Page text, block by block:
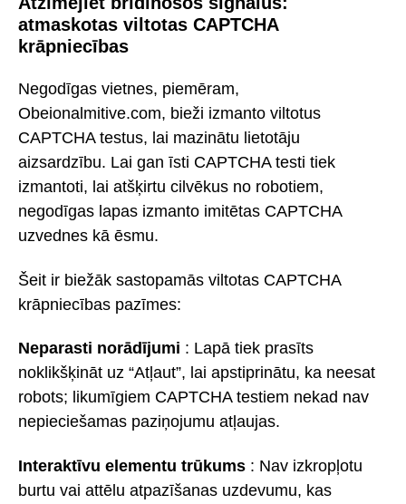
atmaskotas viltotas CAPTCHA
krāpniecības
Negodīgas vietnes, piemēram,
Obeionalmitive.com, bieži izmanto viltotus
CAPTCHA testus, lai mazinātu lietotāju
aizsardzību. Lai gan īsti CAPTCHA testi tiek
izmantoti, lai atšķirtu cilvēkus no robotiem,
negodīgas lapas izmanto imitētas CAPTCHA
uzvednes kā ēsmu.
Šeit ir biežāk sastopamās viltotas CAPTCHA
krāpniecības pazīmes:
Neparasti norādījumi : Lapā tiek prasīts
noklikšķināt uz “Atļaut”, lai apstiprinātu, ka neesat
robots; likumīgiem CAPTCHA testiem nekad nav
nepieciešamas paziņojumu atļaujas.
Interaktīvu elementu trūkums : Nav izkropļotu
burtu vai attēlu atpazīšanas uzdevumu, kas